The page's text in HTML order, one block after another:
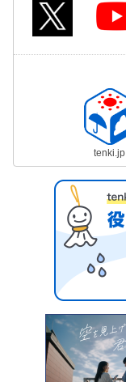
tenki.jp